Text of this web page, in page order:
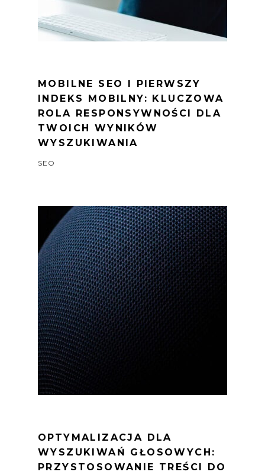
MOBILNE SEO I PIERWSZY
INDEKS MOBILNY: KLUCZOWA
ROLA RESPONSYWNOŚCI DLA
TWOICH WYNIKÓW
WYSZUKIWANIA
SEO
OPTYMALIZACJA DLA
WYSZUKIWAŃ GŁOSOWYCH:
PRZYSTOSOWANIE TREŚCI DO